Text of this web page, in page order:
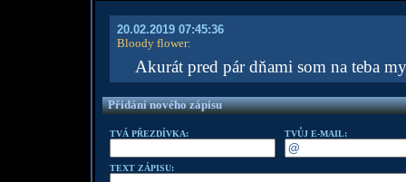
20.02.2019 07:45:36
Bloody flower:
Akurát pred pár dňami som na teba
Přidání nového zápisu
TVÁ PŘEZDÍVKA: TVŮJ E-MAIL:
TEXT ZÁPISU: